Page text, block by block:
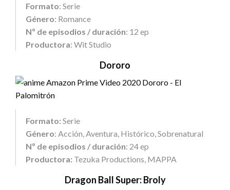
Formato: Serie
Género: Romance
Nº de episodios / duración: 12 ep
Productora: Wit Studio
Dororo
Formato: Serie
Género: Acción, Aventura, Histórico, Sobrenatural
Nº de episodios / duración: 24 ep
Productora: Tezuka Productions, MAPPA
Dragon Ball Super: Broly